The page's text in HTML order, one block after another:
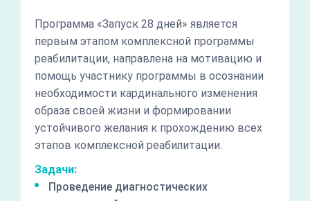
Программа «Запуск 28 дней» является
первым этапом комплексной программы
реабилитации, направлена на мотивацию и
помощь участнику программы в осознании
необходимости кардинального изменения
образа своей жизни и формировании
устойчивого желания к прохождению всех
этапов комплексной реабилитации.
Задачи:
Проведение диагностических